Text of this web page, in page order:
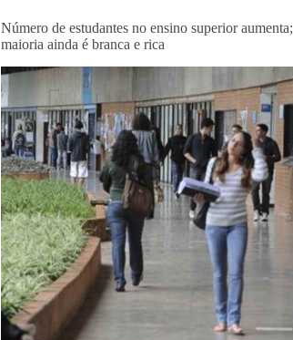
Número de estudantes no ensino superior aumenta;
maioria ainda é branca e rica